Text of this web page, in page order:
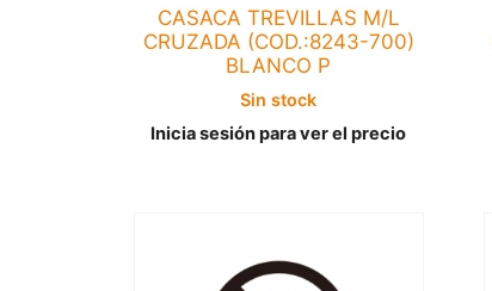
CASACA TREVILLAS M/L
CRUZADA (COD.:8243-700)
BLANCO P
Sin stock
Inicia sesión para ver el precio